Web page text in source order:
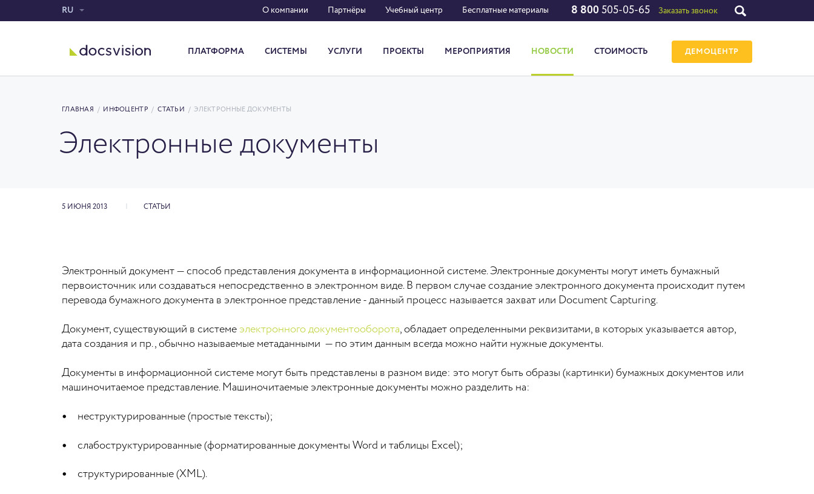
RU О компании Партнёры Учебный центр Бесплатные материалы 8 800 505-05-65 Заказать звонок
ПЛАТФОРМА СИСТЕМЫ УСЛУГИ ПРОЕКТЫ МЕРОПРИЯТИЯ НОВОСТИ СТОИМОСТЬ ДЕМОЦЕНТР
ГЛАВНАЯ / ИНФОЦЕНТР / СТАТЬИ / ЭЛЕКТРОННЫЕ ДОКУМЕНТЫ
Электронные документы
5 ИЮНЯ 2013 СТАТЬИ
Электронный документ — способ представления документа в информационной системе. Электронные документы могут иметь бумажный
первоисточник или создаваться непосредственно в электронном виде. В первом случае создание электронного документа происходит путем
перевода бумажного документа в электронное представление - данный процесс называется захват или Document Capturing.
Документ, существующий в системе электронного документооборота, обладает определенными реквизитами, в которых указывается автор,
дата создания и пр., обычно называемые метаданными — по этим данным всегда можно найти нужные документы.
Документы в информационной системе могут быть представлены в разном виде: это могут быть образы (картинки) бумажных документов или
машиночитаемое представление. Машиночитаемые электронные документы можно разделить на:
неструктурированные (простые тексты);
слабоструктурированные (форматированные документы Word и таблицы Excel);
структурированные (XML).